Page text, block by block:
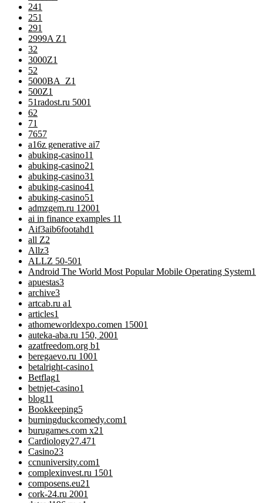
241
251
291
2999A Z1
32
3000Z1
52
5000BA_Z1
500Z1
51radost.ru 5001
62
71
7657
a16z generative ai7
abuking-casino11
abuking-casino21
abuking-casino31
abuking-casino41
abuking-casino51
admzgem.ru 12001
ai in finance examples 11
Aif3aib6footahd1
all Z2
Allz3
ALLZ 50-501
Android The World Most Popular Mobile Operating System1
apuestas3
archive3
artcab.ru a1
articles1
athomeworldexpo.comen 15001
auteka-aba.ru 150, 2001
azatfreedom.org b1
beregaevo.ru 1001
betalright-casino1
Betflag1
betnjet-casino1
blog11
Bookkeeping5
burningduckcomedy.com1
burugames.com x21
Cardiology27.471
Casino23
ccnuniversity.com1
complexinvest.ru 1501
composens.eu21
cork-24.ru 2001